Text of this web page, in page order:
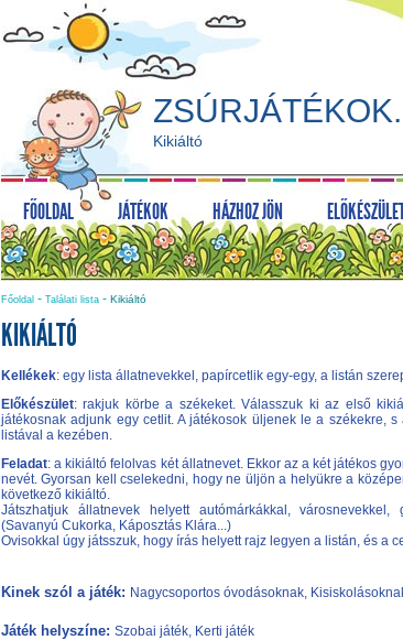
Kikiáltó
FŐOLDAL JÁTÉKOK HÁZHOZ JÖN
Főoldal - Találati lista - Kikiáltó
KIKIÁLTÓ
Kellékek: egy lista állatnevekkel, papírcetlik egy-egy, a listán
Előkészület: rakjuk körbe a székeket. Válasszuk ki az első
játékosnak adjunk egy cetlit. A játékosok üljenek le a székekre,
listával a kezében.
Feladat: a kikiáltó felolvas két állatnevet. Ekkor az a két játékos
nevét. Gyorsan kell cselekedni, hogy ne üljön a helyükre a
következő kikiáltó.
Játszhatjuk állatnevek helyett autómárkákkal, városnevekkel,
(Savanyú Cukorka, Káposztás Klára...)
Ovisokkal úgy játsszuk, hogy írás helyett rajz legyen a listán, és a
Kinek szól a játék: Nagycsoportos óvodásoknak,
Játék helyszíne: Szobai játék, Kerti játék